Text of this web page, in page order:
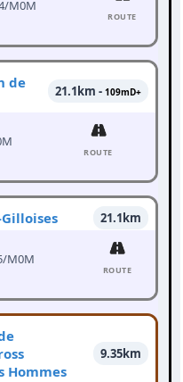
M0M
ROUTE
de
21.1km - 109mD+
ROUTE
21.1km
M0M
ROUTE
Hommes
9.35km